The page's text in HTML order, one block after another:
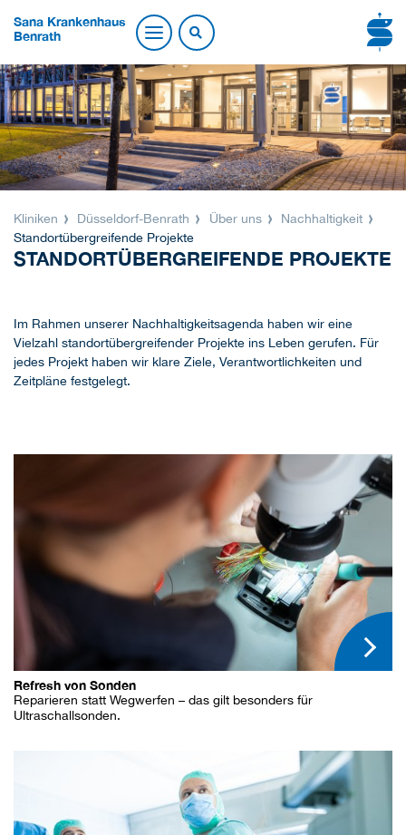
Sana Krankenhaus
Benrath
Kliniken Düsseldorf-Benrath Über uns
Nachhaltigkeit
Standortübergreifende Projekte
STANDORTÜBERGREIFENDE PROJEKTE
Im Rahmen unserer Nachhaltigkeitsagenda haben wir eine
Vielzahl standortübergreifender Projekte ins Leben gerufen. Für
jedes Projekt haben wir klare Ziele, Verantwortlichkeiten und
Zeitpläne festgelegt.
Refresh von Sonden
Reparieren statt Wegwerfen – das gilt besonders für
Ultraschallsonden.